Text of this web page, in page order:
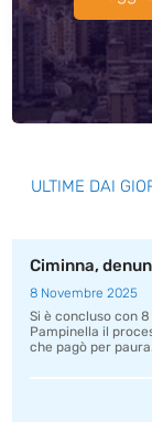
ULTIME DAI
Ciminna,
8 Novembre 2025
Si è concluso con
Pampinella il
che pagò per